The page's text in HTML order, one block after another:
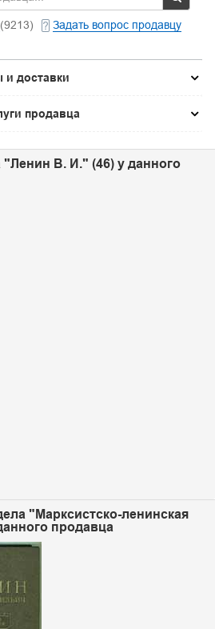
(9213) Задать вопрос продавцу
и доставки
продавца
"Ленин В. И." (46) у данного
"Марксистско-ленинская
продавца